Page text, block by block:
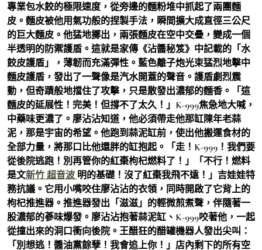
專業包水餃的極限速度，從旁邊的麵粉堆中抓起了兩團麵
皮。麵皮被他用氣功般的捏製手法，瞬間擴大成直徑三公尺
的巨大麵皮。他猛地擲出，兩張麵皮在空中交疊，變成一個
半透明的防禦護盾。這就是家傳《沾醬秘笈》中記載的「水
餃皮護盾」，薄韌而充滿彈性。藍色離子炮光束猛烈地擊中
麵皮護盾，發出了一聲像是汽水開蓋的聲音。護盾劇烈震
動，但奇蹟般地擋住了攻擊，只是散發出濃郁的麵香。「這
麵皮的延展性！完美！但撐不了太久！」K-999焦急地大喊，
中藥味更濃了。廖沾沾知道，他必須帶走他那缸陳年老蒜
泥，那是宇宙的希望。他跑到蒜泥缸前，使出他搬運食材的
全部力量，將那口比他還胖的缸抱起。「走！K-999！我們要
從後院逃跑！別再管你的紅棗枸杞燃料了！」「不行！燃料
是文新竹 超音波 明的基礎！沒了紅棗我飛不遠！」吉娃娃特
務抗議。它用小嘴咬住廖沾沾的衣領，同時開啟了它背上的
枸杞推進器。推進器發出「滋滋」的輕微煎煮聲，伴隨著一
股濃郁的蔘味爆發。廖沾沾抱著蒜泥缸、K-999咬著他，一起
從撞出來的洞口衝向後院。王醋狂的醋罐機器人發出尖叫：
「別想逃！醬油黨餘孽！我會追上你！」店內剩下的所有空